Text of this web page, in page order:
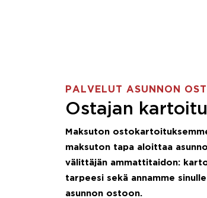
PALVELUT ASUNNON
Ostajan
Maksuton
maksuton tapa aloittaa
välittäjän ammattitaidon:
tarpeesi sekä annamme
asunnon ostoon.